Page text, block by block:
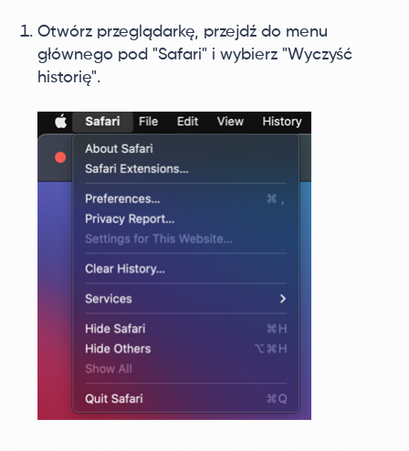
Otwórz przeglądarkę, przejdź do menu
głównego pod "Safari" i wybierz "Wyczyść
historię".